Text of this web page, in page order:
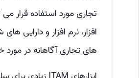
تجاری مورد استفاده قرار
افزار، نرم افزار و
های تجاری آگاهانه در مورد